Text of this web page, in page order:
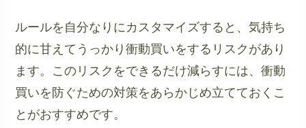
ルールを自分なりにカスタマイズすると、気持ち
的に甘えてうっかり衝動買いをするリスクがあり
ます。このリスクをできるだけ減らすには、衝動
買いを防ぐための対策をあらかじめ立てておくこ
とがおすすめです。